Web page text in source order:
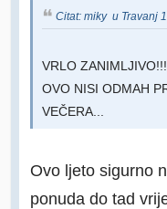
Citat: miky u Travanj
VRLO
OVO NISI ODMAH
VEČERA...
Ovo ljeto sigurno
ponuda do tad